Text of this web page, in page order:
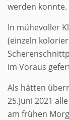
werden konnte.
In mühevoller
(einzeln
im Voraus
Als hätten
25.Juni 2021
am frühen